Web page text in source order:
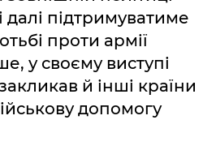
далі підтримуватиме
проти армії
у своєму виступі
й інші країни
допомогу